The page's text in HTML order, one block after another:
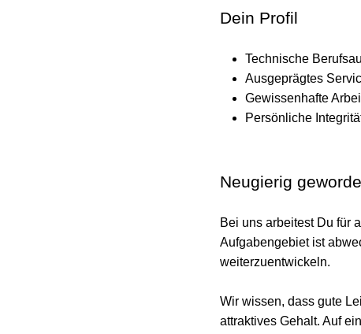
Dein Profil
Technische
Ausgeprägtes
Gewissenhafte
Persönliche
Neugierig
Bei uns arbeitest Du für
Aufgabengebiet ist
weiterzuentwickeln.
Wir wissen, dass gute
attraktives Gehalt. Auf